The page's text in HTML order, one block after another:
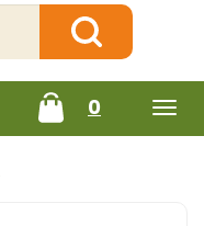
Cerca Prodotto
0prodotti
inseriti